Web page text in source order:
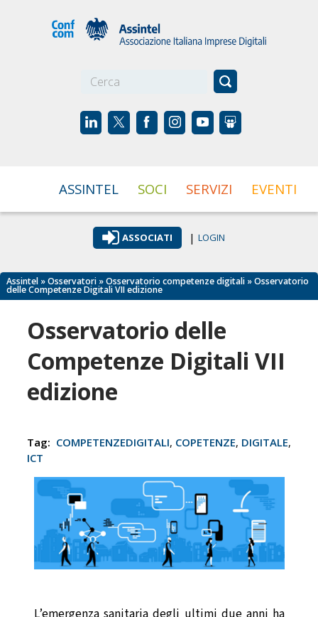
ASSINTEL SOCI SERVIZI EVENTI
ASSOCIATI | LOGIN
Assintel »Osservatori »Osservatorio competenze digitali » Osservatorio
delle Competenze Digitali VII edizione
Osservatorio delle
Competenze Digitali VII
edizione
Tag: COMPETENZEDIGITALI, COPETENZE, DIGITALE,
ICT